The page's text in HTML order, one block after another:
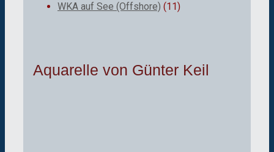
WKA auf See (Offshore) (11)
Aquarelle von Günter Keil